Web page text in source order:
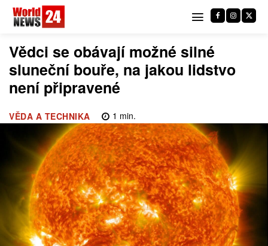
Vědci se obávají možné silné
sluneční bouře, na jakou lidstvo
není připravené
VĚDA A TECHNIKA 1 min.